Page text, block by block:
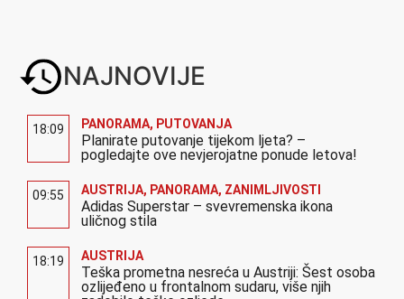
NAJNOVIJE
18:09 PANORAMA, PUTOVANJA
Planirate putovanje tijekom ljeta? –
pogledajte ove nevjerojatne ponude letova!
09:55 AUSTRIJA, PANORAMA, ZANIMLJIVOSTI
Adidas Superstar – svevremenska ikona
uličnog stila
18:19 AUSTRIJA
Teška prometna nesreća u Austriji: Šest osoba
ozlijeđeno u frontalnom sudaru, više njih